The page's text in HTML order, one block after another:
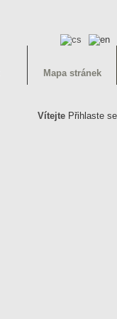
Mapa stránek
Vítejte Přihlaste se